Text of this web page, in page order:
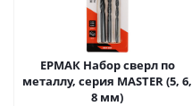
ЕРМАК Набор сверл по
металлу, серия MASTER (5, 6,
8 мм)